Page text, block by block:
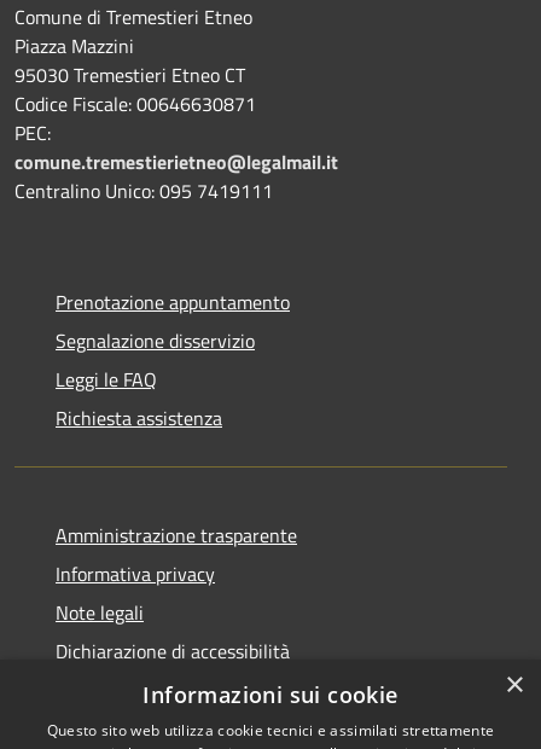
Comune di Tremestieri Etneo
Piazza Mazzini
95030 Tremestieri Etneo CT
Codice Fiscale: 00646630871
PEC:
comune.tremestierietneo@legalmail.it
Centralino Unico: 095 7419111
Prenotazione appuntamento
Segnalazione disservizio
Leggi le FAQ
Richiesta assistenza
Amministrazione trasparente
Informativa privacy
Note legali
Dichiarazione di accessibilità
Sito istituzionale precedente
×
Informazioni sui cookie
Questo sito web utilizza cookie tecnici e assimilati strettamente